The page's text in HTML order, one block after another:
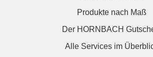
Produkte nach Maß
Der HORNBACH
Alle Services im